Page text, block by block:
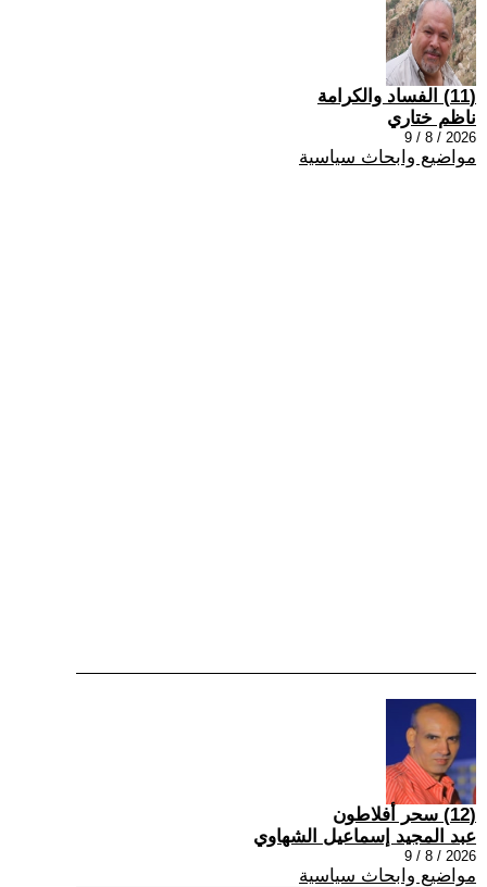
(11) الفساد والكرامة
ناظم ختاري
2026 / 8 / 9
مواضيع وابحاث سياسية
(12) سحر أفلاطون
عبد المجيد إسماعيل الشهاوي
2026 / 8 / 9
مواضيع وابحاث سياسية